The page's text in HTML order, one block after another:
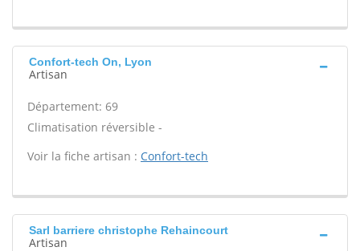
Confort-tech On, Lyon
Artisan
Département: 69
Climatisation réversible -
Voir la fiche artisan : Confort-tech
Sarl barriere christophe Rehaincourt
Artisan